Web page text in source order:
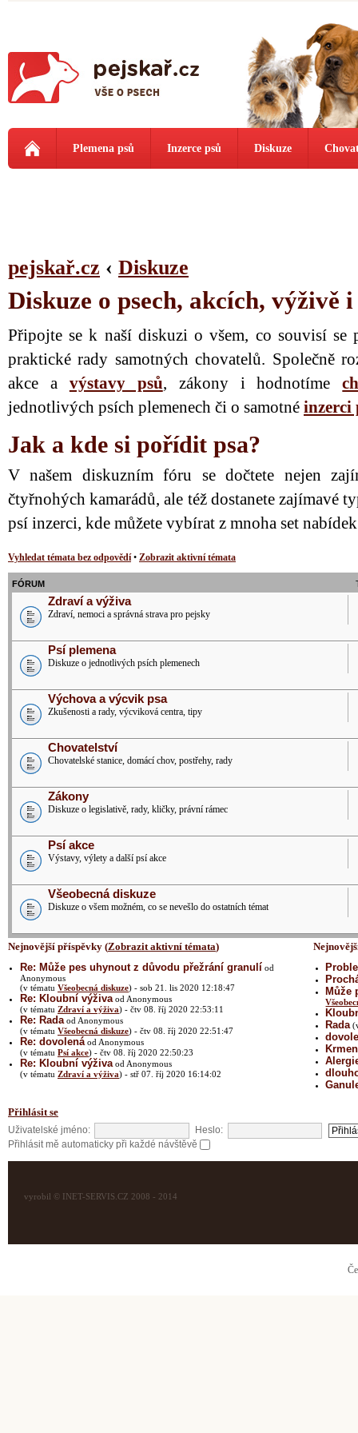
Plemena psů Inzerce psů Diskuze
pejskař.cz ‹ Diskuze
Diskuze o psech, akcích, výživě
Připojte se k naší diskuzi o všem, co souvisí se
praktické rady samotných chovatelů. Společně
akce a výstavy psů, zákony i hodnotíme
jednotlivých psích plemenech či o samotné inzerci
Jak a kde si pořídit psa?
V našem diskuzním fóru se dočtete nejen
čtyřnohých kamarádů, ale též dostanete zajímavé
psí inzerci, kde můžete vybírat z mnoha set
Vyhledat témata bez odpovědí• Zobrazit aktivní témata
FÓRUM
Zdraví a výživa
Zdraví, nemoci a správná strava pro pejsky
Psí plemena
Diskuze o jednotlivých psích plemenech
Výchova a výcvik psa
Zkušenosti a rady, výcviková centra, tipy
Chovatelství
Chovatelské stanice, domácí chov, postřehy, rady
Zákony
Diskuze o legislativě, rady, kličky, právní rámec
Psí akce
Výstavy, výlety a další psí akce
Všeobecná diskuze
Diskuze o všem možném, co se nevešlo do ostatních témat
Nejnovější příspěvky (Zobrazit aktivní témata)
Re: Může pes uhynout z důvodu přežrání granulí od
Anonymous
(v tématu Všeobecná diskuze) - sob 21. lis 2020 12:18:47
Re: Kloubní výživa od Anonymous
(v tématu Zdraví a výživa) - čtv 08. říj 2020 22:53:11
Re: Rada od Anonymous
(v tématu Všeobecná diskuze) - čtv 08. říj 2020 22:51:47
Re: dovolená od Anonymous
(v tématu Psí akce) - čtv 08. říj 2020 22:50:23
Re: Kloubní výživa od Anonymous
(v tématu Zdraví a výživa) - stř 07. říj 2020 16:14:02
Může
Rada
Přihlásit se
Uživatelské jméno:
Heslo:
Přihlásit mě automaticky při každé návštěvě
vyrobil © INET-SERVIS.CZ 2008 - 2014